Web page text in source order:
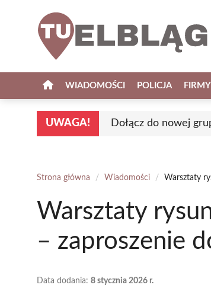
WIADOMOŚCI POLICJA FIRMY
UWAGA! Dołącz do nowej
Strona główna / Wiadomości / Warsztaty
Warsztaty
– zaproszenie
Data dodania: 8 stycznia 2026 r.